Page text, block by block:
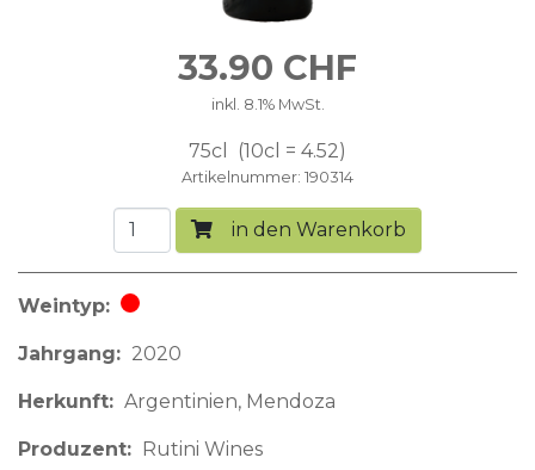
33.90 CHF
inkl. 8.1% MwSt.
75cl 10cl = 4.52
Artikelnummer 190314
in den Warenkorb
Weintyp Rotwein
Jahrgang 2020
Herkunft Argentinien Mendoza
Produzent Rutini Wines